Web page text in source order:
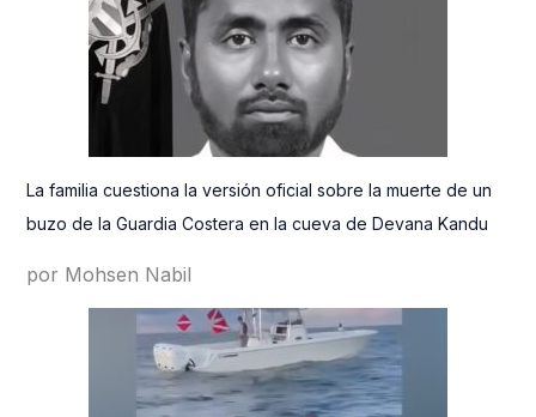
La familia cuestiona la versión oficial sobre la muerte de un
buzo de la Guardia Costera en la cueva de Devana Kandu
por Mohsen Nabil